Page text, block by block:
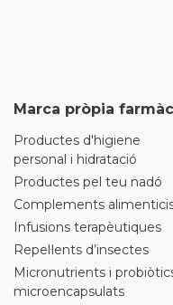
Marca pròpia
Productes d'higiene
personal i hidratació
Productes pel teu nadó
Complements
Infusions terapèutiques
Repel·lents d’insectes
Micronutrients i
microencapsulats